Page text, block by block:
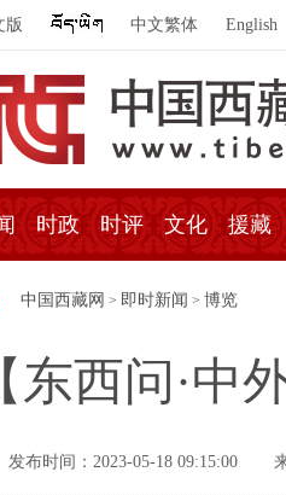
版 中文繁体 English
时政 时评 文化 援藏
中国西藏网 > 即时新闻 > 博览
【东西问·
发布时间：2023-05-18 09:15:00